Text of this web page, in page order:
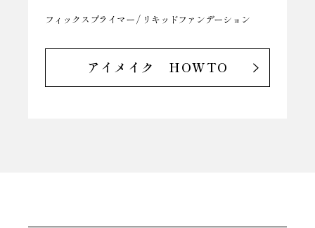
フィックスプライマー / リキッドファンデーション
アイメイク HOWTO